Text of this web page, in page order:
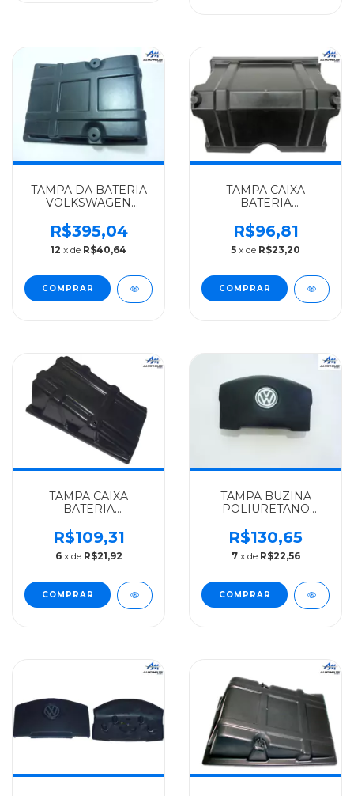
TAMPA DA BATERIA
VOLKSWAGEN
18310 - 2T0915411
R$395,04
12 x de R$40,64
TAMPA CAIXA
BATERIA
RESERPLASTIC
7100/8141 -
TAP803239
R$96,81
5 x de R$23,20
TAMPA CAIXA
BATERIA
ALGOMAIS VW
DEPOIS 2000 -
2VF803239
R$109,31
6 x de R$21,92
TAMPA BUZINA
POLIURETANO
VOLKSWAGEN
ALGOMAIS TODOS
APOS 2000 -
R$130,65
7 x de R$22,56